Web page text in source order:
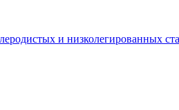
и низколегированных